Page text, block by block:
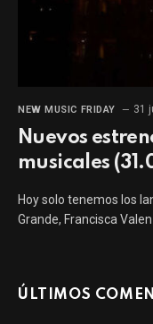
NEW MUSIC FRIDAY 31
Nuevos
musicales
Hoy solo tenemos los
Grande, Francisca
ÚLTIMOS